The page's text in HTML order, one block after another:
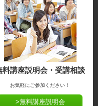
料講座説明会・受講相談
お気軽にご参加ください！
>無料講座説明会